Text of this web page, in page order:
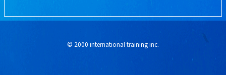
© 2000 international training inc.